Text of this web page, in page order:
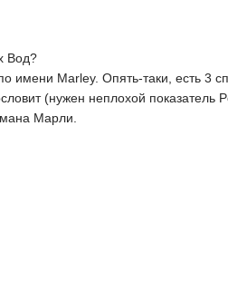
Вод?
имени Marley. Опять-таки, есть 3
(нужен неплохой показатель
Марли.